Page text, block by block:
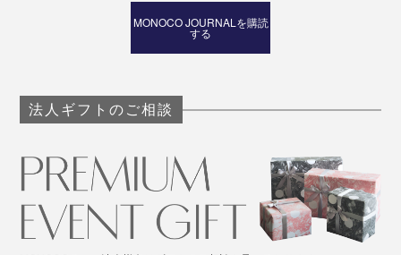
MONOCO JOURNALを購読
する
法人ギフトのご相談